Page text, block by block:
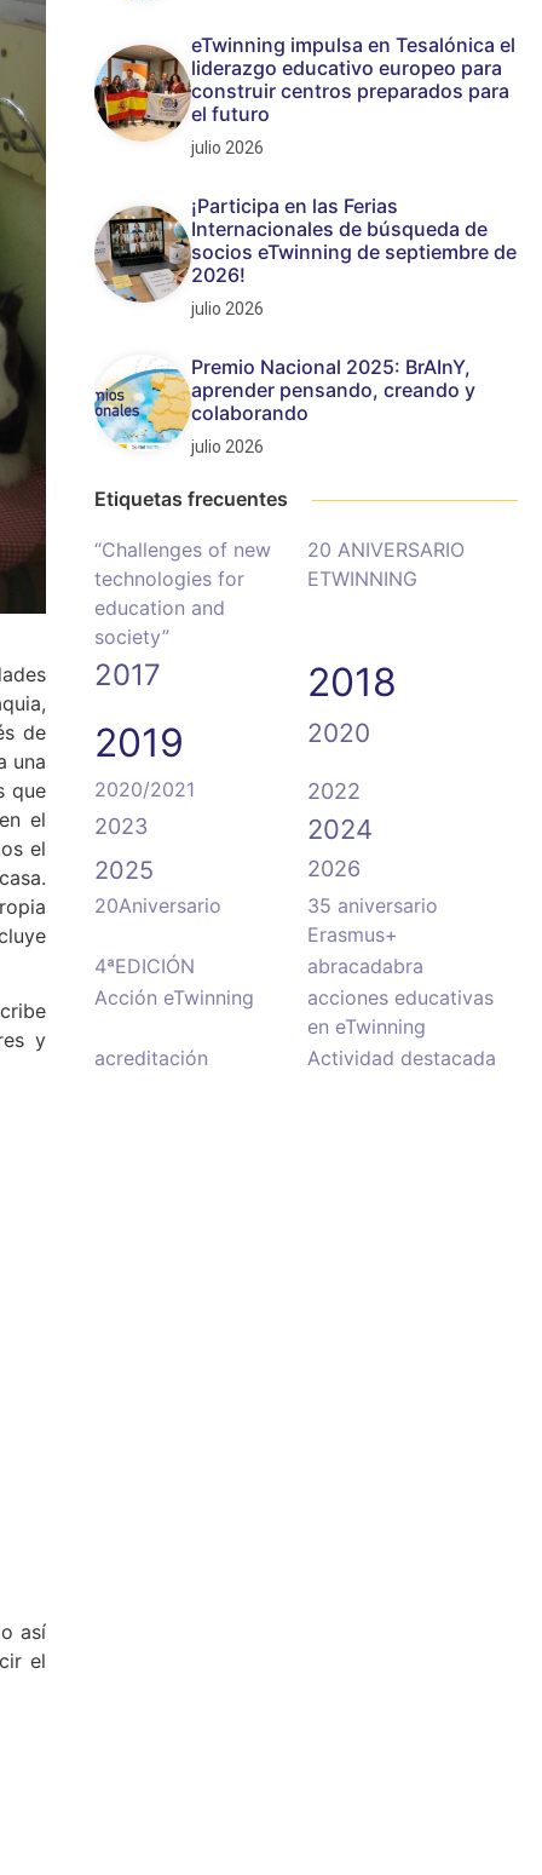
de
una
que
el
el
y
así
el
eTwinning impulsa en Tesalónica el
liderazgo educativo europeo para
construir centros preparados para
el futuro
julio 2026
¡Participa en las Ferias
Internacionales de búsqueda de
socios eTwinning de septiembre de
2026!
julio 2026
Premio Nacional 2025: BrAInY,
aprender pensando, creando y
colaborando
julio 2026
Etiquetas frecuentes
“Challenges of new
technologies for
education and
society”
20 ANIVERSARIO
ETWINNING
2017
2018
2019
2020
2020/2021
2022
2023
2024
2025 2026
20Aniversario
35 aniversario
Erasmus+
4ªEDICIÓN
abracadabra
Acción eTwinning
acciones educativas
en eTwinning
acreditación
Actividad destacada